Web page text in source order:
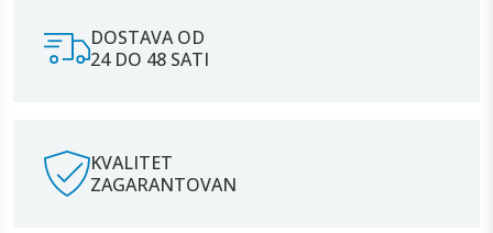
DOSTAVA OD
24 DO 48 SATI
KVALITET
ZAGARANTOVAN